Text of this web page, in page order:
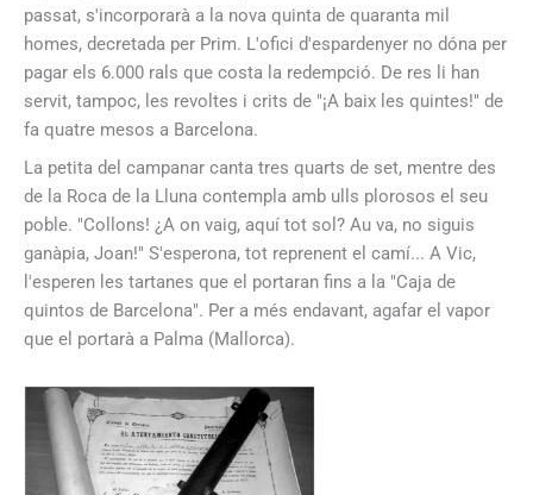
passat, s'incorporarà a la nova quinta de quaranta mil
homes, decretada per Prim. L'ofici d'espardenyer no dóna per
pagar els 6.000 rals que costa la redempció. De res li han
servit, tampoc, les revoltes i crits de "¡A baix les quintes!" de
fa quatre mesos a Barcelona.
La petita del campanar canta tres quarts de set, mentre des
de la Roca de la Lluna contempla amb ulls plorosos el seu
poble. "Collons! ¿A on vaig, aquí tot sol? Au va, no siguis
ganàpia, Joan!" S'esperona, tot reprenent el camí... A Vic,
l'esperen les tartanes que el portaran fins a la "Caja de
quintos de Barcelona". Per a més endavant, agafar el vapor
que el portarà a Palma (Mallorca).